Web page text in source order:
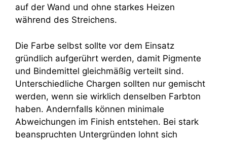
auf der Wand und ohne starkes Heizen
während des Streichens.
Die Farbe selbst sollte vor dem Einsatz
gründlich aufgerührt werden, damit Pigmente
und Bindemittel gleichmäßig verteilt sind.
Unterschiedliche Chargen sollten nur gemischt
werden, wenn sie wirklich denselben Farbton
haben. Andernfalls können minimale
Abweichungen im Finish entstehen. Bei stark
beanspruchten Untergründen lohnt sich